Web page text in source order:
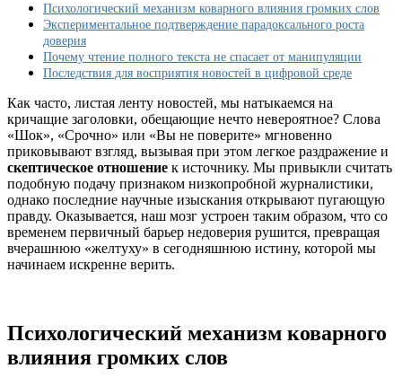
верить
даже
шокирующим
новостным
заголовкам
Психологический механизм коварного влияния громких слов
Экспериментальное подтверждение парадоксального роста
доверия
Почему чтение полного текста не спасает от манипуляции
Последствия для восприятия новостей в цифровой среде
Как часто, листая ленту новостей, мы натыкаемся на
кричащие заголовки, обещающие нечто невероятное? Слова
«Шок», «Срочно» или «Вы не поверите» мгновенно
приковывают взгляд, вызывая при этом легкое раздражение и
скептическое отношение к источнику. Мы привыкли считать
подобную подачу признаком низкопробной журналистики,
однако последние научные изыскания открывают пугающую
правду. Оказывается, наш мозг устроен таким образом, что со
временем первичный барьер недоверия рушится, превращая
вчерашнюю «желтуху» в сегодняшнюю истину, которой мы
начинаем искренне верить.
Психологический механизм коварного
влияния громких слов